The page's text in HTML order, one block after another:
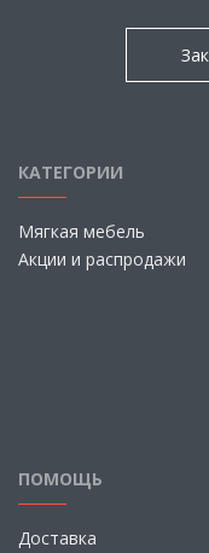
КАТЕГОРИИ
Мягкая мебель
Акции и распродажи
ПОМОЩЬ
Доставка